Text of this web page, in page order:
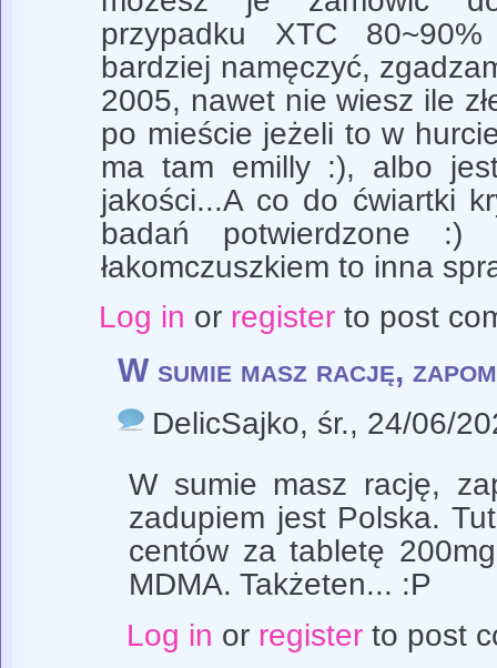
przypadku XTC
bardziej namęczyć,
2005, nawet nie wiesz ile
po mieście jeżeli to w
ma tam emilly :), albo
jakości...A co do ćwiartki
badań potwierdzone :)
łakomczuszkiem to inna
Log in or registerto post
W sumie masz rację,
DelicSajko, śr., 24/06/
W sumie masz rację,
zadupiem jest Polska.
centów za tabletę
MDMA. Takżeten... :P
Log in or registerto post